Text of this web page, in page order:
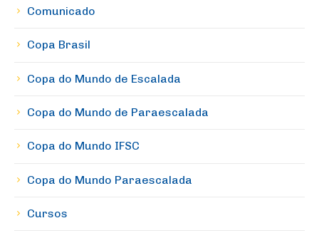
Comunicado
Copa Brasil
Copa do Mundo de Escalada
Copa do Mundo de Paraescalada
Copa do Mundo IFSC
Copa do Mundo Paraescalada
Cursos